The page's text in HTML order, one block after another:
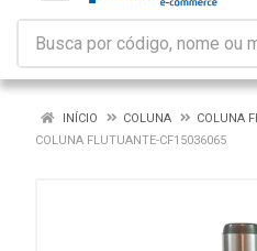
INÍCIO COLUNA
COLUNA
COLUNA FLUTUANTE-CF15036065